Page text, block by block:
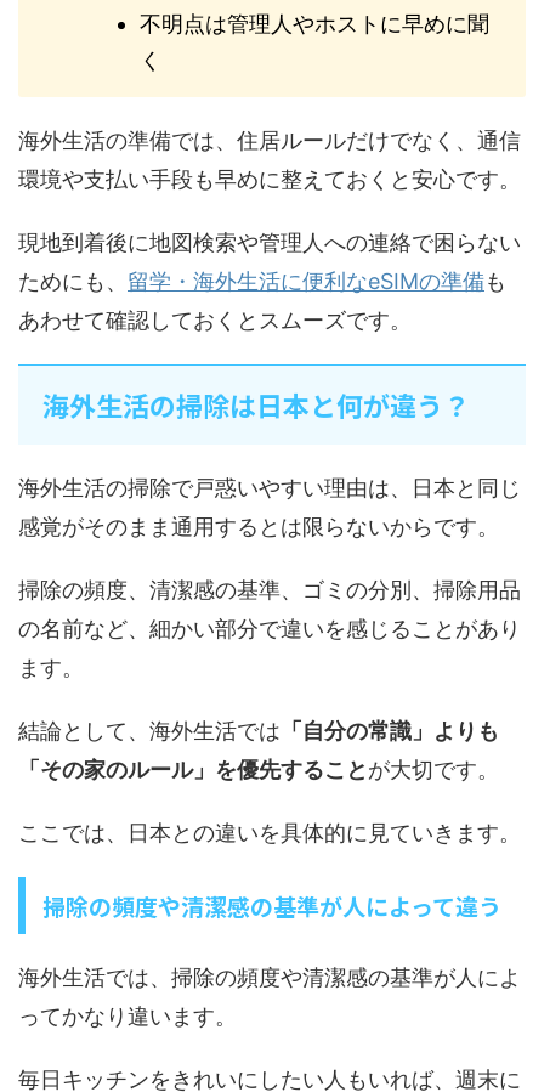
不明点は管理人やホストに早めに聞
く
海外生活の準備では、住居ルールだけでなく、通信
環境や支払い手段も早めに整えておくと安心です。
現地到着後に地図検索や管理人への連絡で困らない
ためにも、 留学・海外生活に便利なeSIMの準備も
あわせて確認しておくとスムーズです。
海外生活の掃除は日本と何が違う？
海外生活の掃除で戸惑いやすい理由は、日本と同じ
感覚がそのまま通用するとは限らないからです。
掃除の頻度、清潔感の基準、ゴミの分別、掃除用品
の名前など、細かい部分で違いを感じることがあり
ます。
結論として、海外生活では 「自分の常識」よりも
「その家のルール」を優先することが大切です。
ここでは、日本との違いを具体的に見ていきます。
掃除の頻度や清潔感の基準が人によって違う
海外生活では、掃除の頻度や清潔感の基準が人によ
ってかなり違います。
毎日キッチンをきれいにしたい人もいれば、週末に